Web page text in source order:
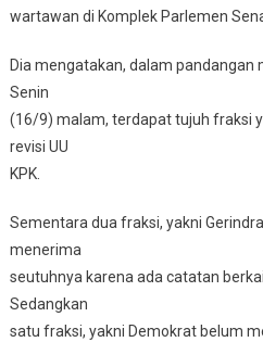
wartawan di Komplek Parlemen
Dia mengatakan, dalam pandangan
Senin
(16/9) malam, terdapat tujuh fraksi
revisi UU
KPK.
Sementara dua fraksi, yakni
menerima
seutuhnya karena ada catatan
Sedangkan
satu fraksi, yakni Demokrat belum